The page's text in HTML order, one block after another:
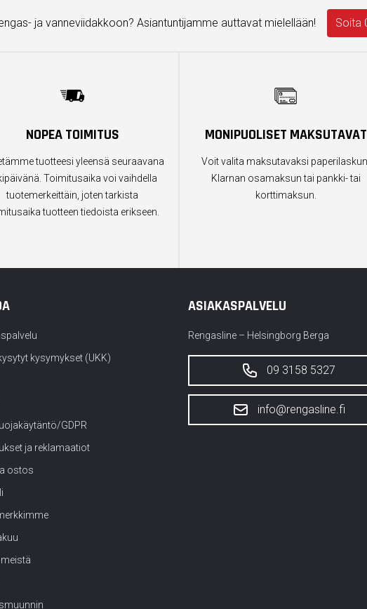
ja vanneviidakkoon? Asiantuntijamme auttavat mielellään! Soita
NOPEA TOIMITUS
tuotteesi yleensä seuraavana
Toimitusaika voi vaihdella
tuotemerkeittäin, joten tarkista
tuotteen tiedoista erikseen.
MONIPUOLISET MAKSUTAVAT
Voit valita maksutavaksi paperilaskun,
Klarnan osamaksun tai pankki- tai
korttimaksun.
kysymykset (UKK)
GDPR
ja reklamaatiot
ostos
ASIAKASPALVELU
Rengasline – Helsingborg Berga
09 3158 5327
info@rengasline.fi